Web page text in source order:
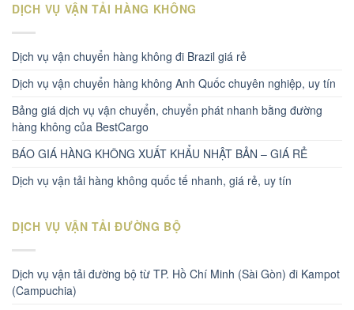
DỊCH VỤ VẬN TẢI HÀNG KHÔNG
Dịch vụ vận chuyển hàng không đi Brazil giá rẻ
Dịch vụ vận chuyển hàng không Anh Quốc chuyên nghiệp, uy tín
Bảng giá dịch vụ vận chuyển, chuyển phát nhanh bằng đường
hàng không của BestCargo
BÁO GIÁ HÀNG KHÔNG XUẤT KHẨU NHẬT BẢN – GIÁ RẺ
Dịch vụ vận tải hàng không quốc tế nhanh, giá rẻ, uy tín
DỊCH VỤ VẬN TẢI ĐƯỜNG BỘ
Dịch vụ vận tải đường bộ từ TP. Hồ Chí Minh (Sài Gòn) đi Kampot
(Campuchia)